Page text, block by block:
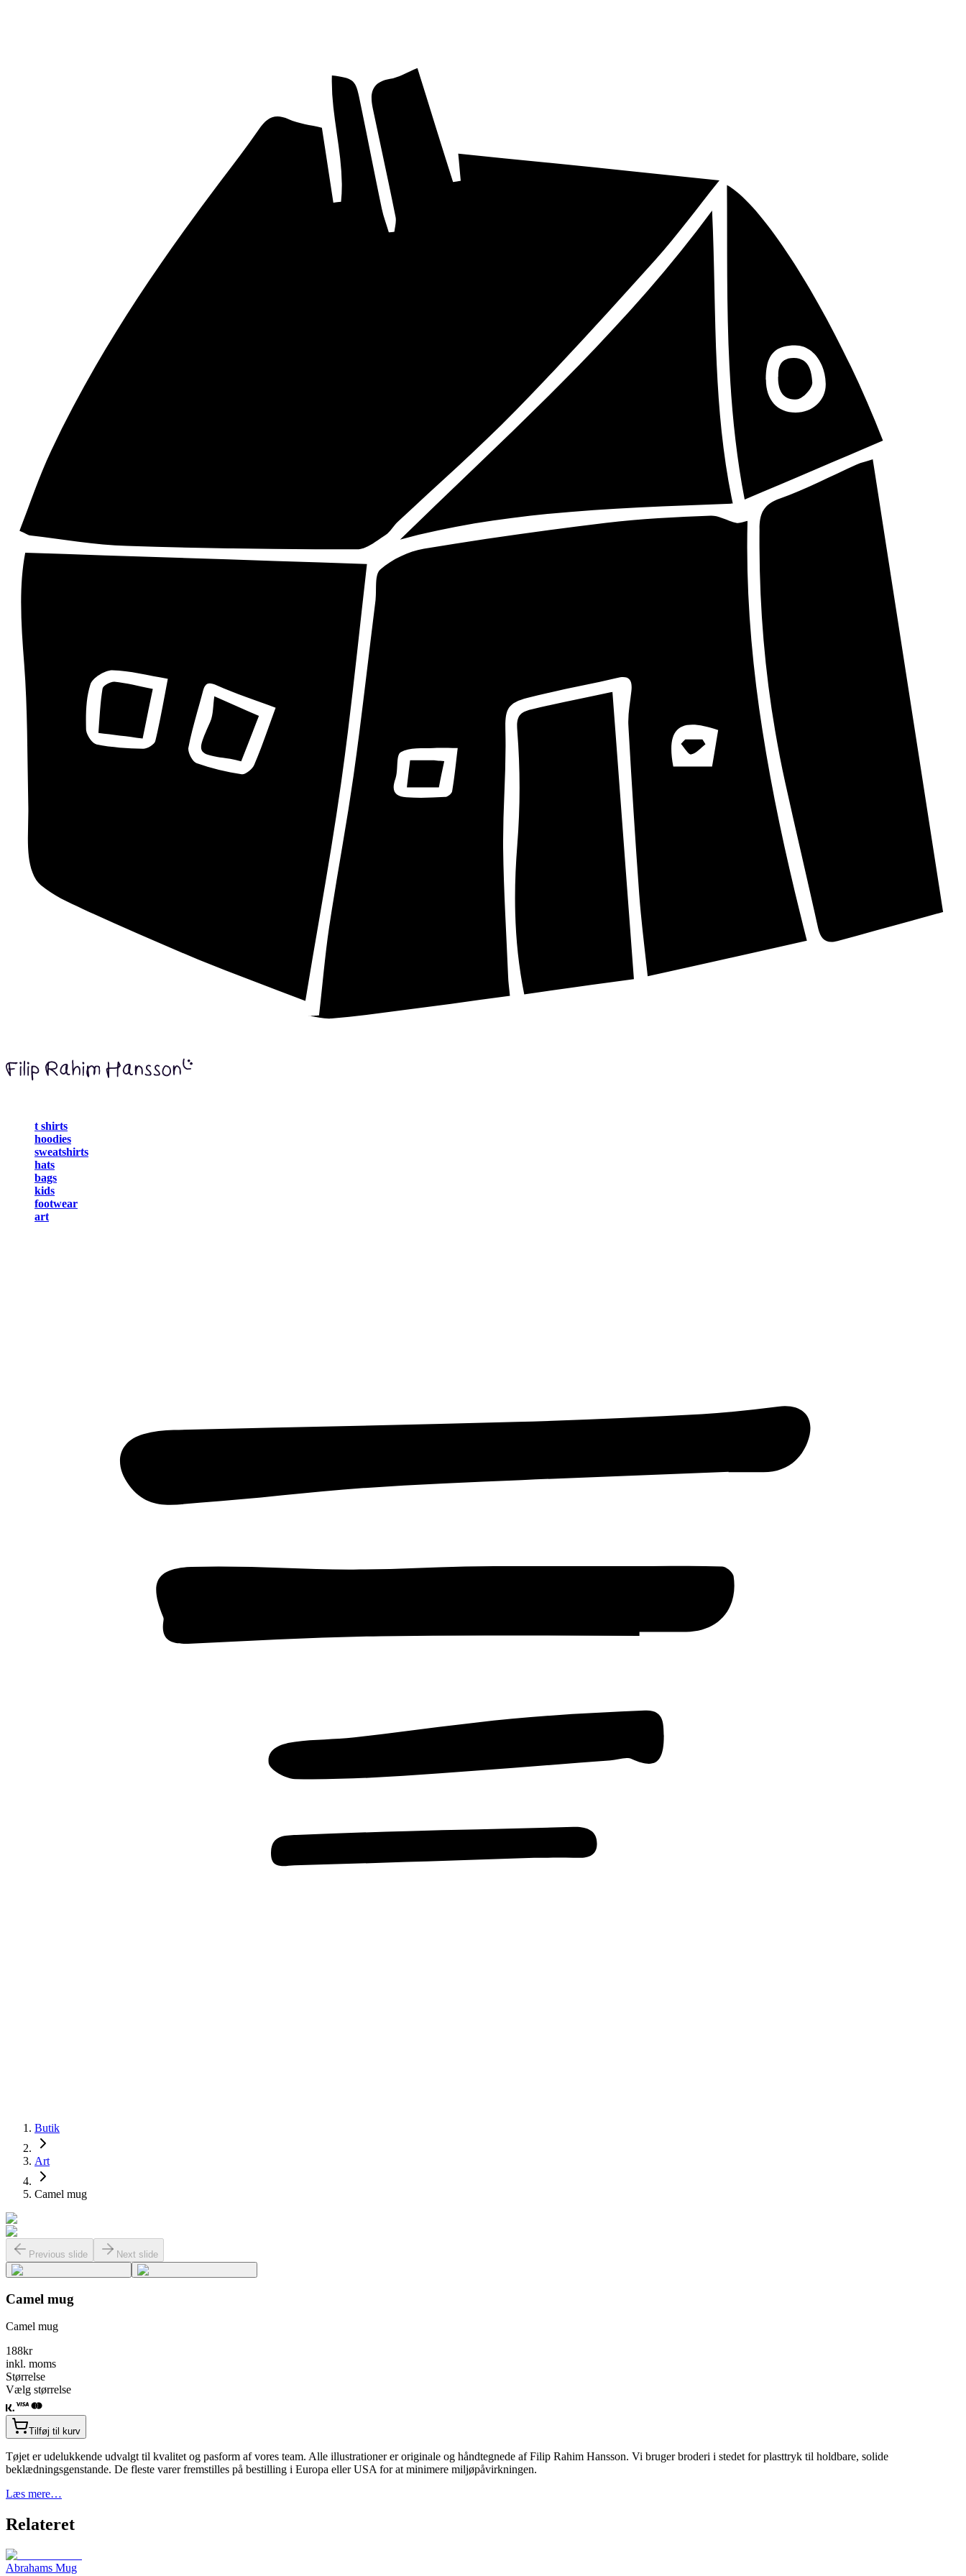
t shirts
hoodies
sweatshirts
hats
bags
kids
footwear
art
Butik
Art
Camel mug
Previous slide Next slide
Camel mug
Camel mug
188kr
inkl. moms
Størrelse
Vælg størrelse
Tilføj til kurv
Tøjet er udelukkende udvalgt til kvalitet og pasform af vores team. Alle illustrationer er originale og håndtegnede af Filip Rahim Hansson. Vi bruger broderi i stedet for plasttryk til holdbare, solide
beklædningsgenstande. De fleste varer fremstilles på bestilling i Europa eller USA for at minimere miljøpåvirkningen.
Læs mere…
Relateret
Abrahams Mug